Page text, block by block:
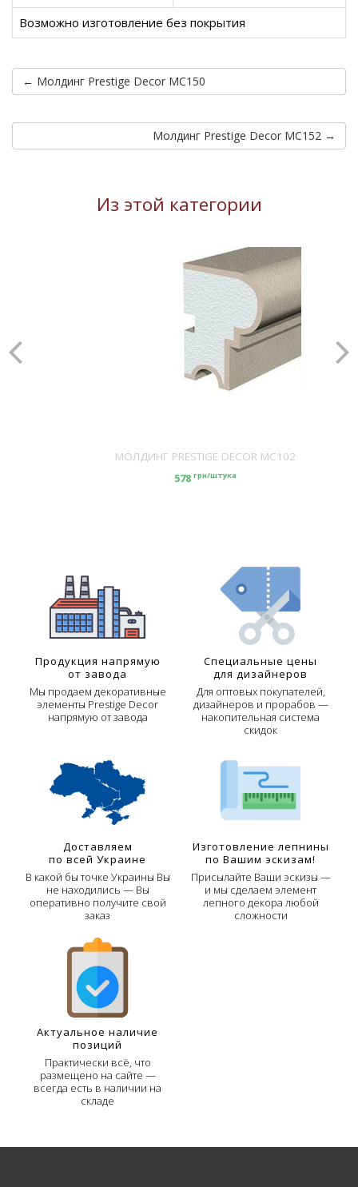
Возможно изготовление без покрытия
← Молдинг Prestige Decor MC150
Молдинг Prestige Decor MC152 →
Из этой категории
МОЛДИНГ PRESTIGE DECOR MC102
578 грн/штука
Продукция напрямую
от завода
Мы продаем декоративные
элементы Prestige Decor
напрямую от завода
Специальные цены
для дизайнеров
Для оптовых покупателей,
дизайнеров и прорабов —
накопительная система
скидок
Доставляем
по всей Украине
В какой бы точке Украины Вы
не находились — Вы
оперативно получите свой
заказ
Изготовление лепнины
по Вашим эскизам!
Присылайте Ваши эскизы —
и мы сделаем элемент
лепного декора любой
сложности
Актуальное наличие
позиций
Практически всё, что
размещено на сайте —
всегда есть в наличии на
складе